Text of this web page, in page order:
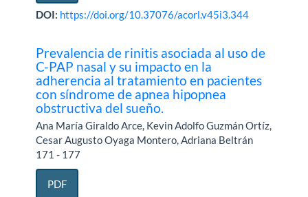
DOI: https://doi.org/10.37076/acorl.v45i3.344
Prevalencia de rinitis asociada al uso de
C-PAP nasal y su impacto en la
adherencia al tratamiento en pacientes
con síndrome de apnea hipopnea
obstructiva del sueño.
Ana María Giraldo Arce, Kevin Adolfo Guzmán Ortíz,
Cesar Augusto Oyaga Montero, Adriana Beltrán
171 - 177
PDF